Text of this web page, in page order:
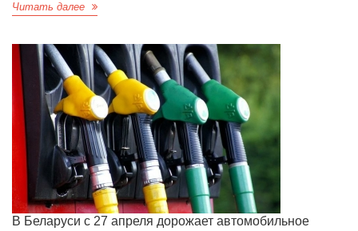
Читать далее
В Беларуси с 27 апреля дорожает автомобильное